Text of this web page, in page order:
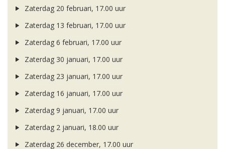
Zaterdag 20 februari, 17.00 uur
Zaterdag 13 februari, 17.00 uur
Zaterdag 6 februari, 17.00 uur
Zaterdag 30 januari, 17.00 uur
Zaterdag 23 januari, 17.00 uur
Zaterdag 16 januari, 17.00 uur
Zaterdag 9 januari, 17.00 uur
Zaterdag 2 januari, 18.00 uur
Zaterdag 26 december, 17.00 uur